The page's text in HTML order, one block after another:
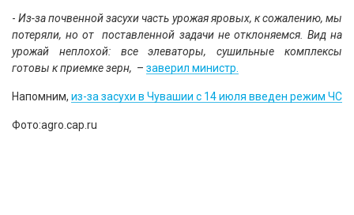
- Из-за почвенной засухи часть урожая яровых, к сожалению, мы
потеряли, но от поставленной задачи не отклоняемся. Вид на
урожай неплохой: все элеваторы, сушильные комплексы
готовы к приемке зерн, – заверил министр.
Напомним, из-за засухи в Чувашии с 14 июля введен режим ЧС
Фото:agro.cap.ru